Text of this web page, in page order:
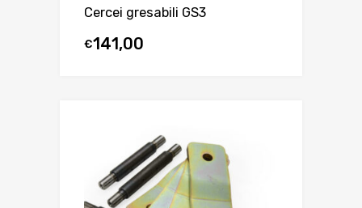
Cercei gresabili GS3
€141,00